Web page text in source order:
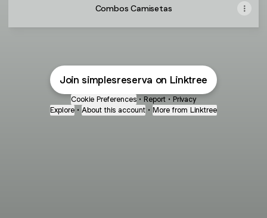
Combos Camisetas
Join simplesreserva on Linktree
Cookie Preferences • Report • Privacy
Explore • About this account • More from Linktree